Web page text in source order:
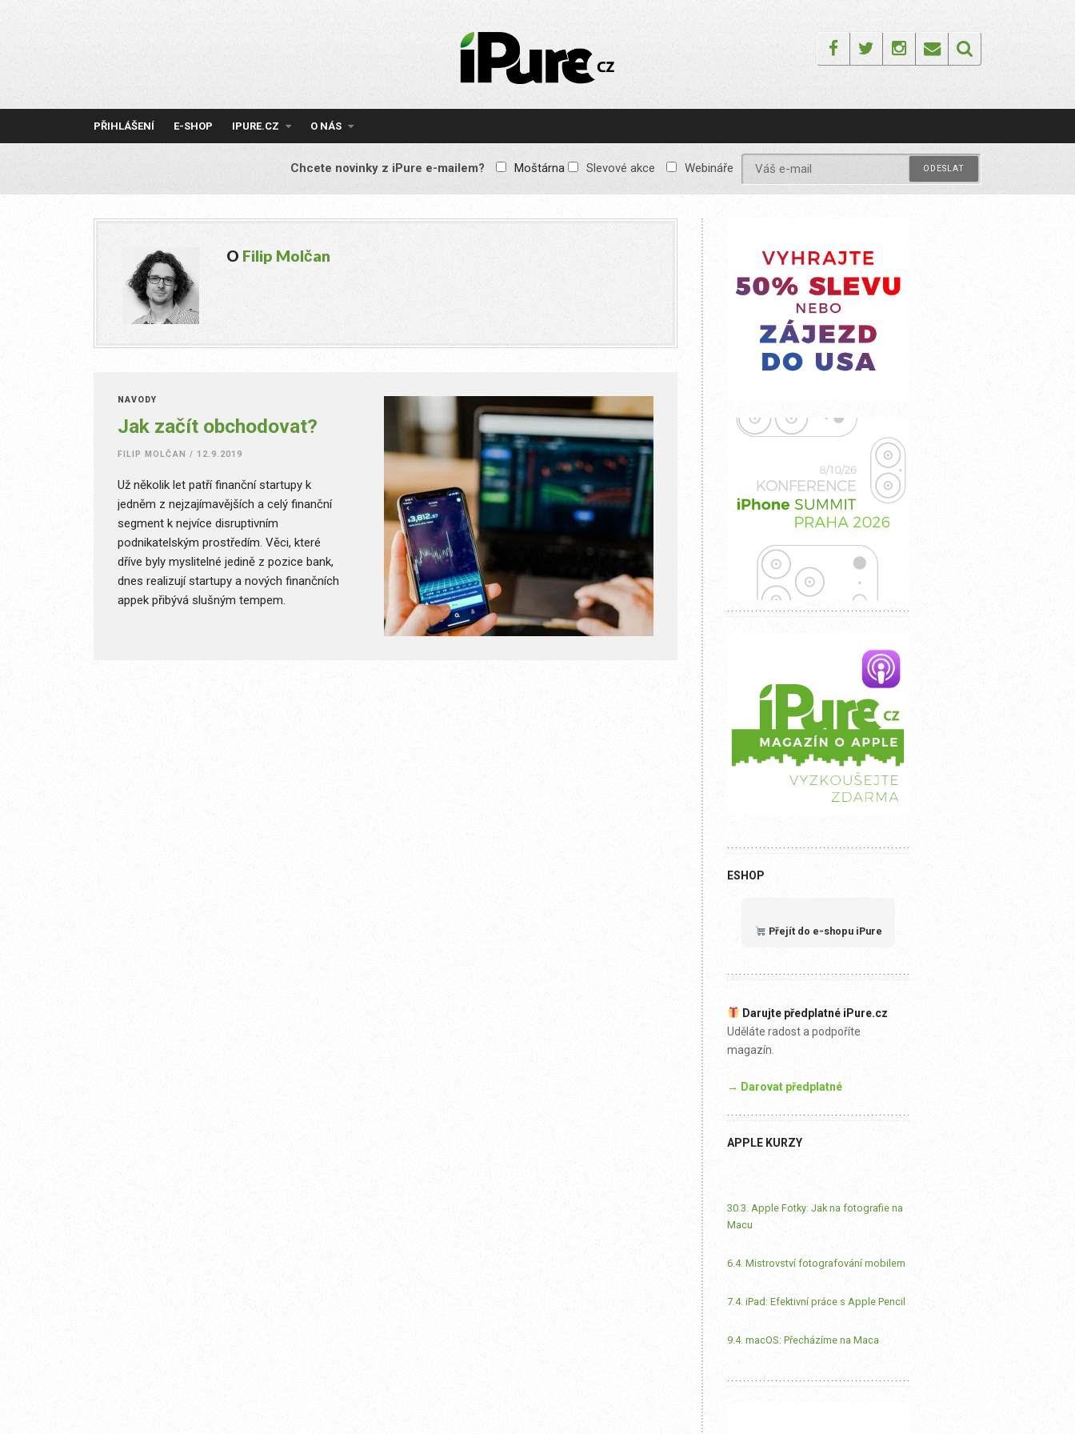
IPURE.CZ
Prémiový Apple e-
reklamy, žádné
obsah pro všechny
každodenního života.
FacebookTwitterInstagram
Email
PŘIHLÁŠENÍ E-SHOP IPURE.CZ O NÁS
Chcete novinky z iPure e-mailem? Moštárna Slevové akce Webináře
O Filip Molčan
NÁVODY
Jak začít obchodovat?
FILIP MOLČAN / 12.9.2019
Už několik let patří finanční startupy k
jedněm z nejzajímavějších a celý finanční
segment k nejvíce disruptivním
podnikatelským prostředím. Věci, které
dříve byly myslitelné jedině z pozice bank,
dnes realizují startupy a nových finančních
appek přibývá slušným tempem.
ESHOP
Přejít do e-shopu iPure
Darujte předplatné iPure.cz
Uděláte radost a podpoříte
magazín.
→ Darovat předplatné
APPLE KURZY
30.3. Apple Fotky: Jak na fotografie na
Macu
6.4. Mistrovství fotografování mobilem
7.4. iPad: Efektivní práce s Apple Pencil
9.4. macOS: Přecházíme na Maca